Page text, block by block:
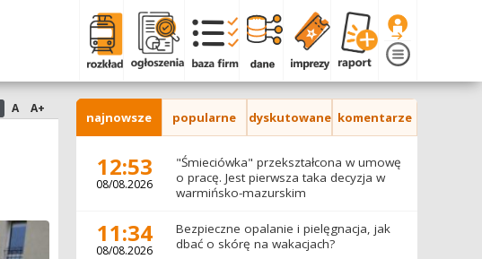
A A+
najnowsze popularne dyskutowane komentarze
12:53
08/08.2026
"Śmieciówka" przekształcona w umowę
o pracę. Jest pierwsza taka decyzja w
warmińsko-mazurskim
11:34
08/08.2026
Bezpieczne opalanie i pielęgnacja, jak
dbać o skórę na wakacjach?